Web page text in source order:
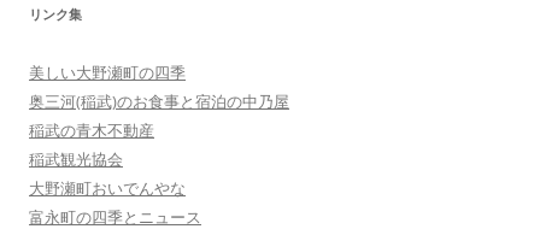
リンク集
美しい大野瀬町の四季
奥三河(稲武)のお食事と宿泊の中乃屋
稲武の青木不動産
稲武観光協会
大野瀬町おいでんやな
富永町の四季とニュース